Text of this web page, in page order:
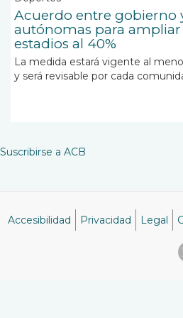
Acuerdo entre gobierno
autónomas para ampliar
estadios al 40%
La medida estará vigente al
y será revisable por cada
Suscribirse a ACB
Accesibilidad Privacidad Legal